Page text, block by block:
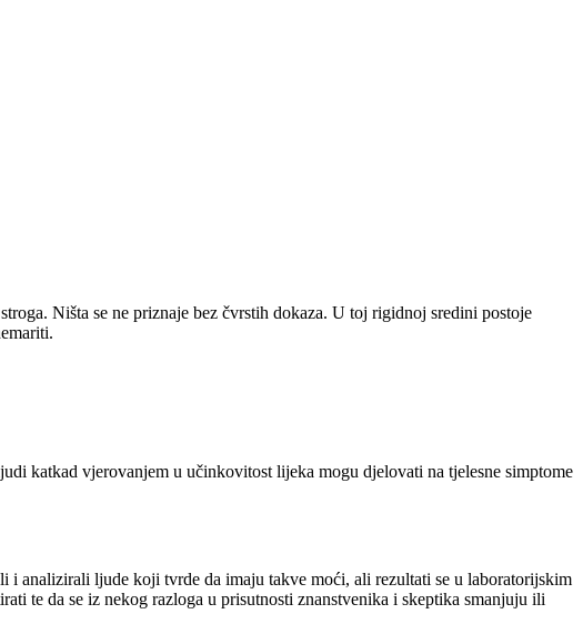
Ništa se ne priznaje bez čvrstih dokaza. U toj rigidnoj sredini postoje
katkad vjerovanjem u učinkovitost lijeka mogu djelovati na tjelesne simptome
analizirali ljude koji tvrde da imaju takve moći, ali rezultati se u laboratorijskim
te da se iz nekog razloga u prisutnosti znanstvenika i skeptika smanjuju ili